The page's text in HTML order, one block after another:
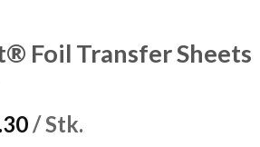
Foil Transfer Sheets
/ Stk.